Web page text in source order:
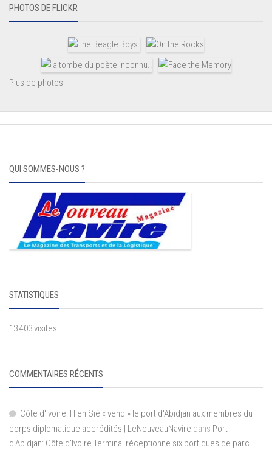
PHOTOS DE FLICKR
Plus de photos
QUI SOMMES-NOUS ?
STATISTIQUES
13 403 visites
COMMENTAIRES RÉCENTS
Côte d'Ivoire: Hien Sié « vend » le port d'Abidjan aux membres du
corps diplomatique accrédités | LeNouveauNavire dans Port
d’Abidjan: Côte d’Ivoire Terminal réceptionne six portiques de parc